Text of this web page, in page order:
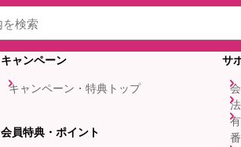
キャンペーン
キャンペーン・特典トップ
会員特典・ポイント
サ